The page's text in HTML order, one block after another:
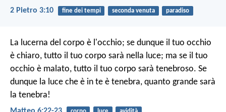
2 Pietro 3:10 fine dei tempi seconda venuta paradiso
La lucerna del corpo è l'occhio; se dunque il tuo occhio
è chiaro, tutto il tuo corpo sarà nella luce; ma se il tuo
occhio è malato, tutto il tuo corpo sarà tenebroso. Se
dunque la luce che è in te è tenebra, quanto grande sarà
la tenebra!